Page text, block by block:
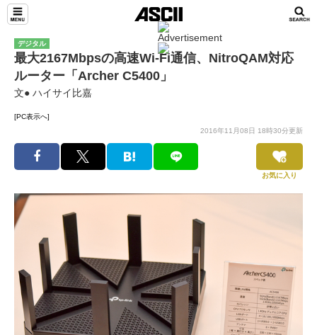
デジタル
最大2167Mbpsの高速Wi-Fi通信、NitroQAM対応
ルーター「Archer C5400」
文● ハイサイ比嘉
[PC表示へ]
2016年11月08日 18時30分更新
お気に入り